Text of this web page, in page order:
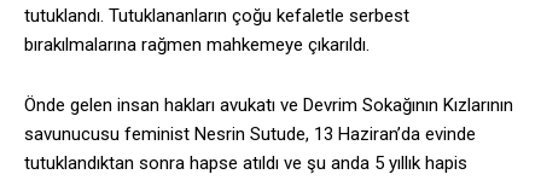
tutuklandı. Tutuklananların çoğu kefaletle serbest
bırakılmalarına rağmen mahkemeye çıkarıldı.
Önde gelen insan hakları avukatı ve Devrim Sokağının Kızlarının
savunucusu feminist Nesrin Sutude, 13 Haziran’da evinde
tutuklandıktan sonra hapse atıldı ve şu anda 5 yıllık hapis